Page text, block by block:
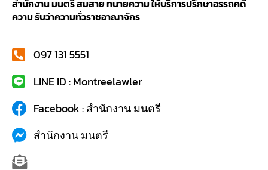
สำนักงาน มนตรี สมสาย ทนายความ ให้บริการปรึกษาอรรถคดี
ความ รับว่าความทั่วราชอาณาจักร
097 131 5551
LINE ID : Montreelawler
Facebook : สำนักงาน มนตรี
สำนักงาน มนตรี